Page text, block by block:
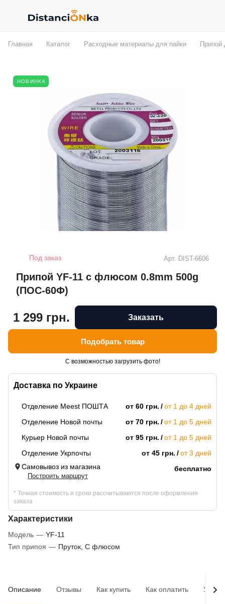
Главная Каталог Расходные материалы для пайки Припой
НОВИНКА
Под заказ Арт. DIST-6606
Припой YF-11 с флюсом 0.8mm 500g
(ПОС-60Ф)
Доставка по Украине
Отделение Meest ПОШТА от 60 грн.
от 1 до 4 дней
Отделение Новой почты
от 70 грн.
от 1 до 5 дней
Курьер Новой почты
от 95 грн.
от 1 до 5 дней
Отделение Укрпочты
от 45 грн.
от 3 дней
Самовывоз из магазина
Построить маршрут
бесплатно
* Точная стоимость и сроки рассчитываются после оформления
заказа
Характеристики
Модель — YF-11
Тип припоя — Пруток, С флюсом
1 299 грн. Заказать
Подобрать товар
С возможностью загрузить фото!
Описание Отзывы Как купить Как оплатить